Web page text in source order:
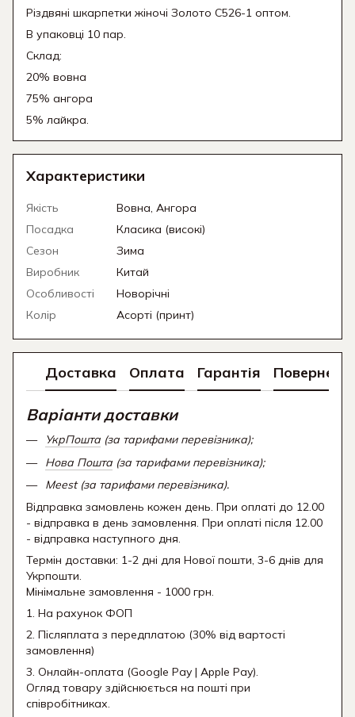
Різдвяні шкарпетки жіночі Золото C526-1 оптом.
В упаковці 10 пар.
Склад:
20% вовна
75% ангора
5% лайкра.
Характеристики
Якість
Вовна, Ангора
Посадка
Класика (високі)
Сезон
Зима
Виробник
Китай
Особливості
Новорічні
Колір
Асорті (принт)
Доставка Оплата Гарантія
Варіанти доставки
УкрПошта (за тарифами перевізника);
Нова Пошта (за тарифами перевізника);
Meest (за тарифами перевізника).
Відправка замовлень кожен день. При оплаті до 12.00
- відправка в день замовлення. При оплаті після 12.00
- відправка наступного дня.
Термін доставки: 1-2 дні для Нової пошти, 3-6 днів для
Укрпошти.
Мінімальне замовлення - 1000 грн.
1. На рахунок ФОП
2. Післяплата з передплатою (30% від вартості
замовлення)
3. Онлайн-оплата (Google Pay | Apple Pay).
Огляд товару здійснюється на пошті при
співробітниках.